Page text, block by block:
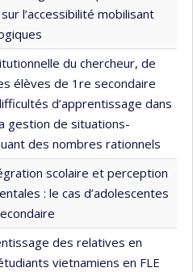
l’accessibilité mobilisant
du chercheur, de
élèves de 1re secondaire
d’apprentissage dans
gestion de situations-
des nombres rationnels
scolaire et perception
: le cas d’adolescentes
des relatives en
vietnamiens en FLE